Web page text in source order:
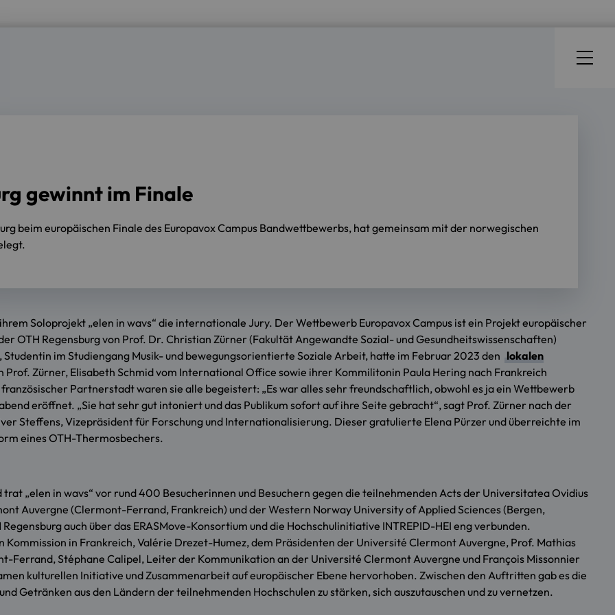
gewinnt im Finale
beim europäischen Finale des Europavox Campus Bandwettbewerbs, hat gemeinsam mit der norwegischen
Soloprojekt „elen in wavs“ die internationale Jury. Der Wettbewerb Europavox Campus ist ein Projekt europäischer
OTH Regensburg von Prof. Dr. Christian Zürner (Fakultät Angewandte Sozial- und Gesundheitswissenschaften)
im Studiengang Musik- und bewegungsorientierte Soziale Arbeit, hatte im Februar 2023 den lokalen
Prof. Zürner, Elisabeth Schmid vom International Office sowie ihrer Kommilitonin Paula Hering nach Frankreich
Partnerstadt waren sie alle begeistert: „Es war alles sehr freundschaftlich, obwohl es ja ein Wettbewerb
eröffnet. „Sie hat sehr gut intoniert und das Publikum sofort auf ihre Seite gebracht“, sagt Prof. Zürner nach der
Steffens, Vizepräsident für Forschung und Internationalisierung. Dieser gratulierte Elena Pürzer und überreichte im
eines OTH-Thermosbechers.
„elen in wavs“ vor rund 400 Besucherinnen und Besuchern gegen die teilnehmenden Acts der Universitatea Ovidius
Auvergne (Clermont-Ferrand, Frankreich) und der Western Norway University of Applied Sciences (Bergen,
auch über das ERASMove-Konsortium und die Hochschulinitiative INTREPID-HEI eng verbunden.
Kommission in Frankreich, Valérie Drezet-Humez, dem Präsidenten der Université Clermont Auvergne, Prof. Mathias
Ferrand, Stéphane Calipel, Leiter der Kommunikation an der Université Clermont Auvergne und François Missonnier
kulturellen Initiative und Zusammenarbeit auf europäischer Ebene hervorhoben. Zwischen den Auftritten gab es die
Getränken aus den Ländern der teilnehmenden Hochschulen zu stärken, sich auszutauschen und zu vernetzen.